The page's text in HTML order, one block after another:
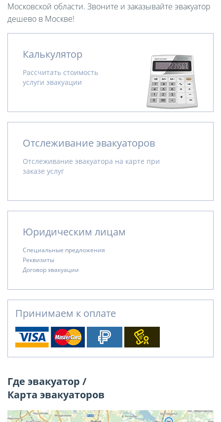
Московской области. Звоните и заказывайте эвакуатор
дешево в Москве!
Калькулятор
Рассчитать стоимость
услуги эвакуации
Отслеживание эвакуаторов
Отслеживание эвакуатора на карте при
заказе услуг
Юридическим лицам
Специальные предложения
Реквизиты
Договор эвакуации
Принимаем к оплате
Где эвакуатор /
Карта эвакуаторов